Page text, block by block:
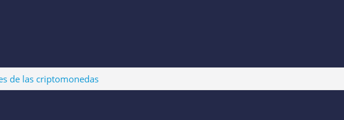
de las criptomonedas